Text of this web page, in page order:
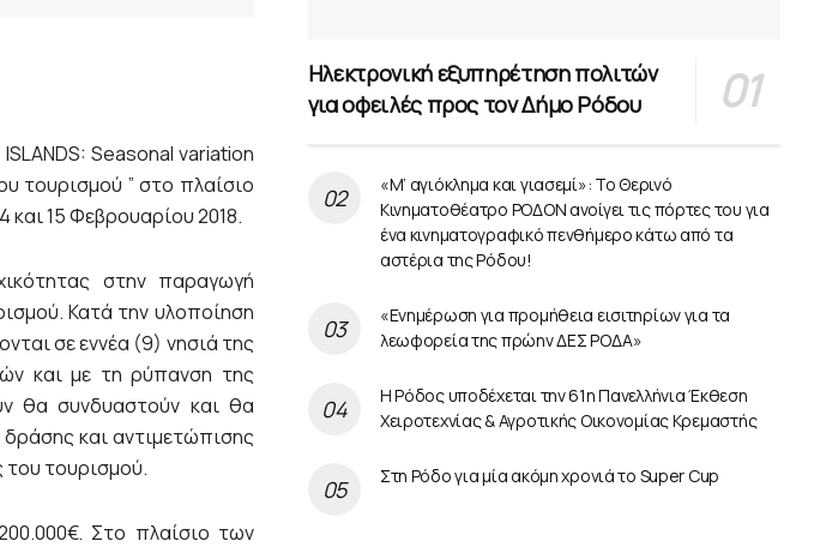
Seasonal variation
τουρισµού ” στο πλαίσιο
και 15 Φεβρουαρίου 2018.
στην παραγωγή
Κατά την υλοποίηση
σε εννέα (9) νησιά της
και µε τη ρύπανση της
θα συνδυαστούν και θα
και αντιµετώπισης
τουρισµού.
Στο πλαίσιο των
Ηλεκτρονική εξυπηρέτηση πολιτών
για οφειλές προς τον Δήμο Ρόδου
«Μ’ αγιόκλημα και γιασεμί»: Το Θερινό
Κινηματοθέατρο ΡΟΔΟΝ ανοίγει τις πόρτες του για
ένα κινηματογραφικό πενθήμερο κάτω από τα
αστέρια της Ρόδου!
«Ενημέρωση για προμήθεια εισιτηρίων για τα
λεωφορεία της πρώην ΔΕΣ ΡΟΔΑ»
Η Ρόδος υποδέχεται την 61η Πανελλήνια Έκθεση
Χειροτεχνίας & Αγροτικής Οικονομίας Κρεμαστής
Στη Ρόδο για μία ακόμη χρονιά το Super Cup